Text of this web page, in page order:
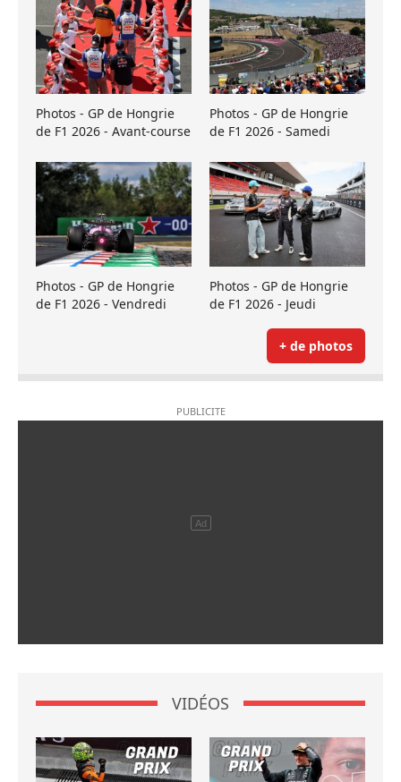
Photos - GP de Hongrie
de F1 2026 - Avant-course
Photos - GP de Hongrie
de F1 2026 - Samedi
Photos - GP de Hongrie
de F1 2026 - Vendredi
Photos - GP de Hongrie
de F1 2026 - Jeudi
+ de photos
VIDÉOS